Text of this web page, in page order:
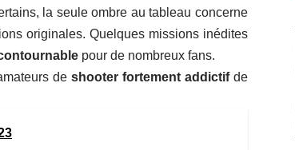
la seule ombre au tableau concerne
originales. Quelques missions inédites
pour de nombreux fans.
de shooter fortement addictifde